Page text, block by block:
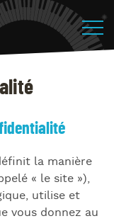
la manière
« le site »),
utilise et
vous donnez au